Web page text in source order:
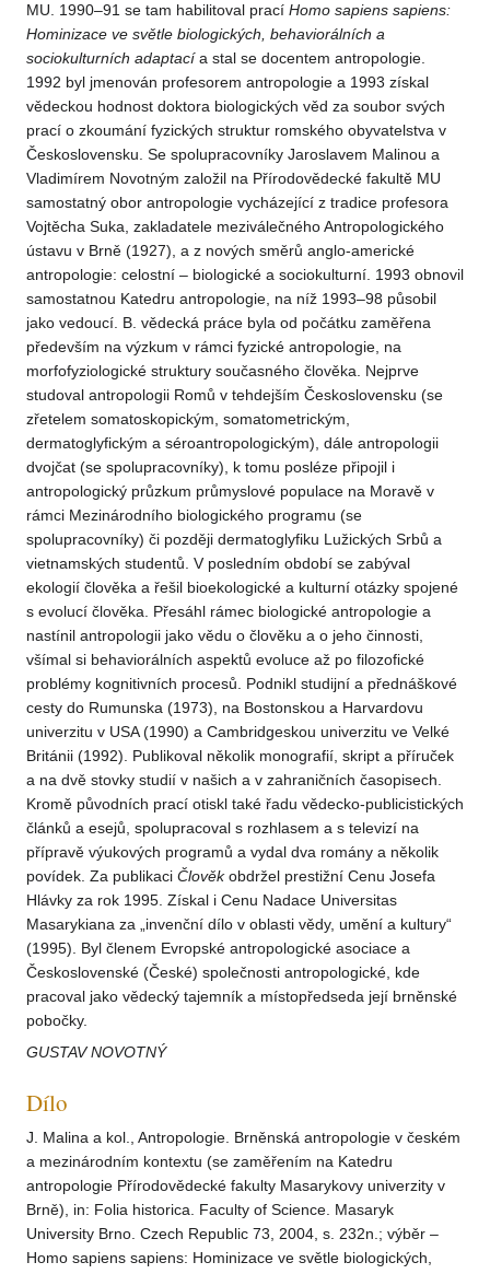
MU. 1990–91 se tam habilitoval prací Homo sapiens sapiens:
Hominizace ve světle biologických, behaviorálních a
sociokulturních adaptacía stal se docentem antropologie.
1992 byl jmenován profesorem antropologie a 1993 získal
vědeckou hodnost doktora biologických věd za soubor svých
prací o zkoumání fyzických struktur romského obyvatelstva v
Československu. Se spolupracovníky Jaroslavem Malinou a
Vladimírem Novotným založil na Přírodovědecké fakultě MU
samostatný obor antropologie vycházející z tradice profesora
Vojtěcha Suka, zakladatele meziválečného Antropologického
ústavu v Brně (1927), a z nových směrů anglo-americké
antropologie: celostní – biologické a sociokulturní. 1993 obnovil
samostatnou Katedru antropologie, na níž 1993–98 působil
jako vedoucí. B. vědecká práce byla od počátku zaměřena
především na výzkum v rámci fyzické antropologie, na
morfofyziologické struktury současného člověka. Nejprve
studoval antropologii Romů v tehdejším Československu (se
zřetelem somatoskopickým, somatometrickým,
dermatoglyfickým a séroantropologickým), dále antropologii
dvojčat (se spolupracovníky), k tomu posléze připojil i
antropologický průzkum průmyslové populace na Moravě v
rámci Mezinárodního biologického programu (se
spolupracovníky) či později dermatoglyfiku Lužických Srbů a
vietnamských studentů. V posledním období se zabýval
ekologií člověka a řešil bioekologické a kulturní otázky spojené
s evolucí člověka. Přesáhl rámec biologické antropologie a
nastínil antropologii jako vědu o člověku a o jeho činnosti,
všímal si behaviorálních aspektů evoluce až po filozofické
problémy kognitivních procesů. Podnikl studijní a přednáškové
cesty do Rumunska (1973), na Bostonskou a Harvardovu
univerzitu v USA (1990) a Cambridgeskou univerzitu ve Velké
Británii (1992). Publikoval několik monografií, skript a příruček
a na dvě stovky studií v našich a v zahraničních časopisech.
Kromě původních prací otiskl také řadu vědecko-publicistických
článků a esejů, spolupracoval s rozhlasem a s televizí na
přípravě výukových programů a vydal dva romány a několik
povídek. Za publikaci Člověkobdržel prestižní Cenu Josefa
Hlávky za rok 1995. Získal i Cenu Nadace Universitas
Masarykiana za „invenční dílo v oblasti vědy, umění a kultury“
(1995). Byl členem Evropské antropologické asociace a
Československé (České) společnosti antropologické, kde
pracoval jako vědecký tajemník a místopředseda její brněnské
pobočky.
GUSTAV NOVOTNÝ
Dílo
J. Malina a kol., Antropologie. Brněnská antropologie v českém
a mezinárodním kontextu (se zaměřením na Katedru
antropologie Přírodovědecké fakulty Masarykovy univerzity v
Brně), in: Folia historica. Faculty of Science. Masaryk
University Brno. Czech Republic 73, 2004, s. 232n.; výběr –
Homo sapiens sapiens: Hominizace ve světle biologických,